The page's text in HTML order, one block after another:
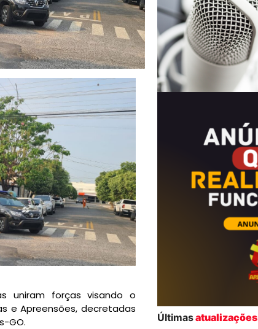
uniram forças visando o
e Apreensões, decretadas
GO.
Últimasatualizações